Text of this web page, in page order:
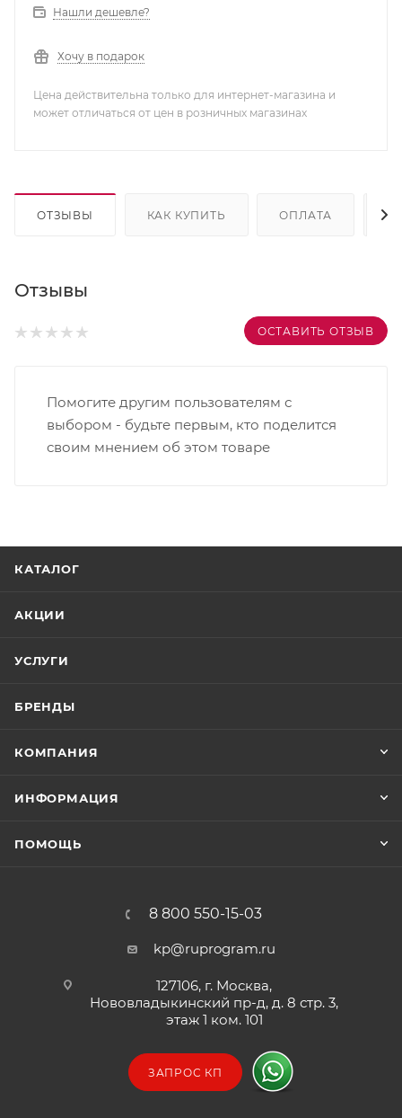
Нашли дешевле?
Хочу в подарок
Цена действительна только для интернет-магазина и
может отличаться от цен в розничных магазинах
ОТЗЫВЫ КАК КУПИТЬ ОПЛАТА
Отзывы
ОСТАВИТЬ ОТЗЫВ
Помогите другим пользователям с
выбором - будьте первым, кто поделится
своим мнением об этом товаре
КАТАЛОГ
АКЦИИ
УСЛУГИ
БРЕНДЫ
КОМПАНИЯ
ИНФОРМАЦИЯ
ПОМОЩЬ
8 800 550-15-03
kp@ruprogram.ru
127106, г. Москва,
Нововладыкинский пр-д, д. 8 стр. 3,
этаж 1 ком. 101
ЗАПРОС КП